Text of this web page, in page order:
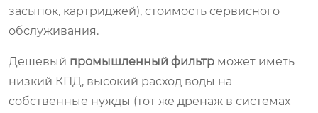
засыпок, картриджей), стоимость сервисного
обслуживания.
Дешевый промышленный фильтр может иметь
низкий КПД, высокий расход воды на
собственные нужды (тот же дренаж в системах